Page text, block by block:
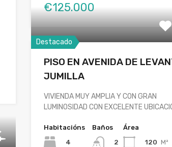
€125.000
Destacado
PISO EN AVENIDA DE
JUMILLA
VIVIENDA MUY AMPLIA Y CON GRAN
LUMINOSIDAD CON EXCELENTE
Habitacións
4
Baños
2
Área
120 M²